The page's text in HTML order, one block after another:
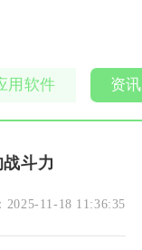
用软件 资
斗力
2025-11-18 11:36:35